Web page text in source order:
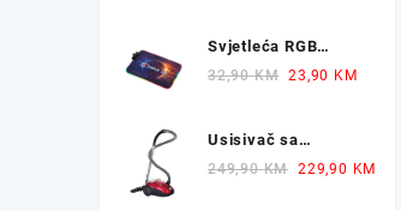
159,90 KM.
Svjetleća RGB
Gaming Podloga za
32,90KM Original
32,90 KM.
23,90 KM
Usisivač sa
Vrećicom HOOVER
249,90KM Original
229,90 KM